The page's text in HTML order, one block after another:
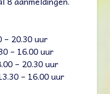
– 20.30 uur
– 16.00 uur
– 20.30 uur
– 16.00 uur